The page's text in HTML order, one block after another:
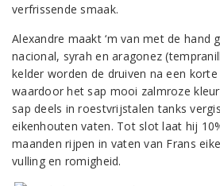
verfrissende smaak.
Alexandre maakt ‘m van met de hand
nacional, syrah en aragonez
kelder worden de druiven na een
waardoor het sap mooi zalmroze
sap deels in roestvrijstalen tanks
eikenhouten vaten. Tot slot laat hij
maanden rijpen in vaten van Frans
vulling en romigheid.